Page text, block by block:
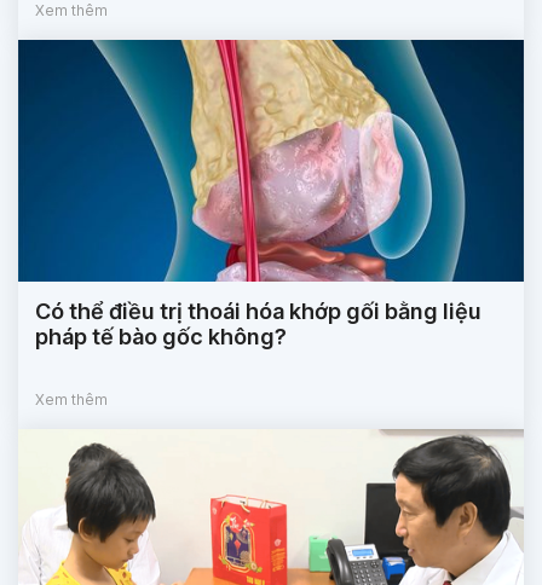
Xem thêm
Có thể điều trị thoái hóa khớp gối bằng liệu
pháp tế bào gốc không?
Xem thêm